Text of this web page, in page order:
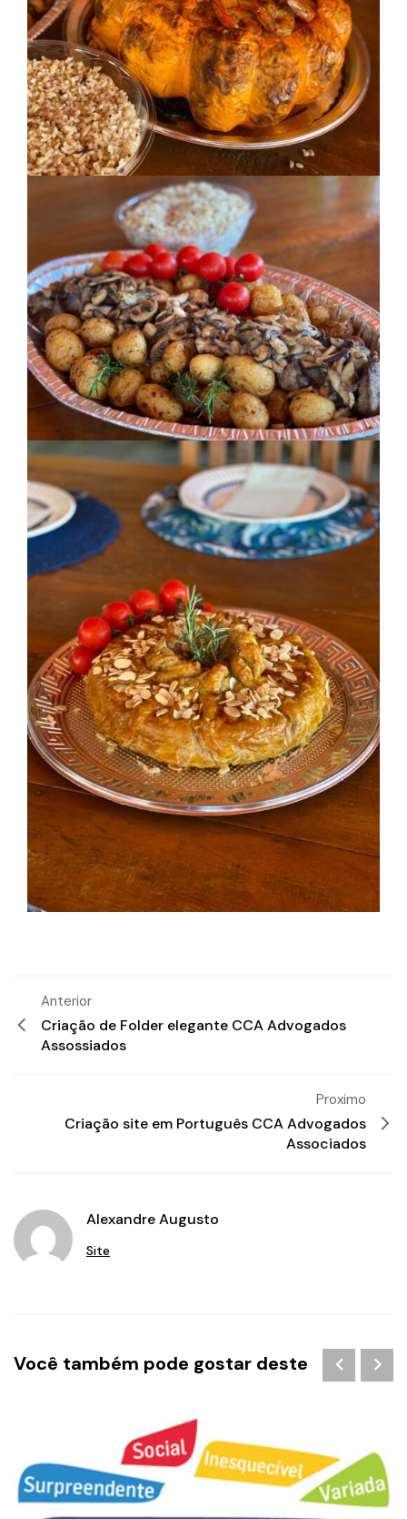
Anterior
Criação de Folder elegante CCA Advogados
Assossiados
Proximo
Criação site em Português CCA Advogados
Associados
Alexandre Augusto
Site
Você também pode gostar deste